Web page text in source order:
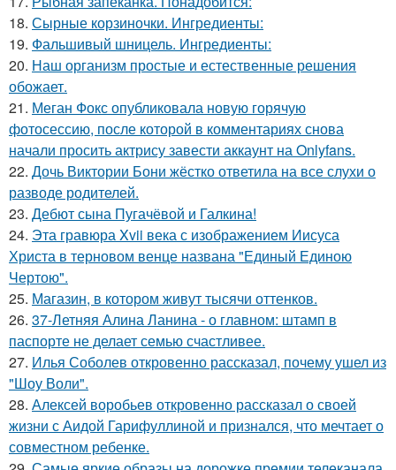
18. Сырные корзиночки. Ингредиенты:
19. Фальшивый шницель. Ингредиенты:
20. Наш организм простые и естественные решения
обожает.
21. Меган Фокс опубликовала новую горячую
фотосессию, после которой в комментариях снова
начали просить актрису завести аккаунт на Onlyfans.
22. Дочь Виктории Бони жёстко ответила на все слухи о
разводе родителей.
23. Дебют сына Пугачёвой и Галкина!
24. Эта гравюра Xvii века с изображением Иисуса
Христа в терновом венце названа "Единый Единою
Чертою".
25. Магазин, в котором живут тысячи оттенков.
26. 37-Летняя Алина Ланина - о главном: штамп в
паспорте не делает семью счастливее.
27. Илья Соболев откровенно рассказал, почему ушел из
"Шоу Воли".
28. Алексей воробьев откровенно рассказал о своей
жизни с Аидой Гарифуллиной и признался, что мечтает о
совместном ребенке.